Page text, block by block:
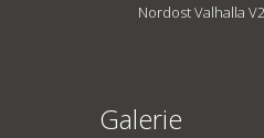
Nordost Valhalla V2
Galerie